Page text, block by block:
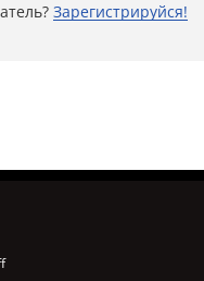
Зарегистрируйся!